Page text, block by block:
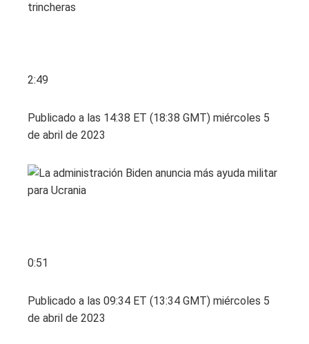
2:49
Publicado a las 14:38 ET (18:38 GMT) miércoles 5
de abril de 2023
0:51
Publicado a las 09:34 ET (13:34 GMT) miércoles 5
de abril de 2023